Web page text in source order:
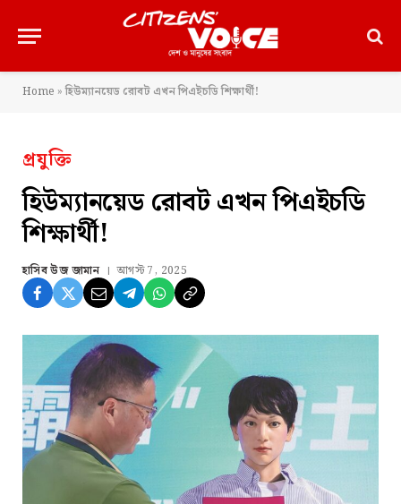
Home »হিউম্যানয়েড রোবট এখন পিএইচডি শিক্ষার্থী!
প্রযুক্তি
হিউম্যানয়েড রোবট এখন পিএইচডি
শিক্ষার্থী!
হাসিব উজ জামান আগস্ট 7, 2025